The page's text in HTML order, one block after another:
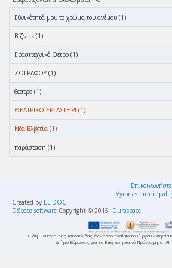
Eθνικότητά μου το χρώμα του ανέμου (1)
Βιζνιέκ (1)
Ερασιτεχνικό Θέτρο (1)
ΖΩΓΡΑΦΟΥ (1)
θέατρο (1)
ΘΕΑΤΡΙΚΟ ΕΡΓΑΣΤΗΡΙ (1)
Νέα Ελβετία (1)
παράσταση (1)
Vyronas
Created by ELiDOC
DSpace software Copyright © 2015 Duraspace
Η δημιουργία της Ιστοσελίδας έγινε στο πλαίσιο του Έργου
Δήμο Βύρωνα», για το Επιχειρησιακό Πρόγραμμα